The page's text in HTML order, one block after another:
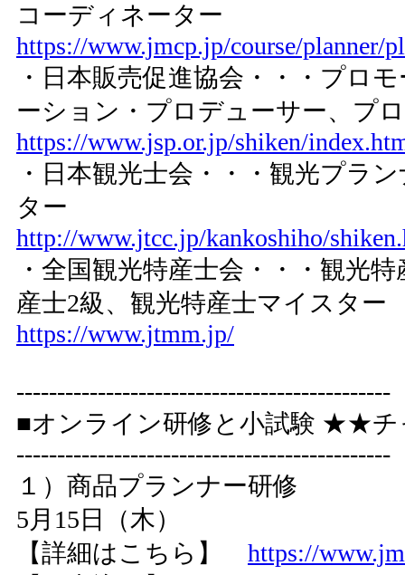
コーディネーター
https://www.jmcp.jp/course/planner/
・日本販売促進協会・・・プロ
ーション・プロデューサー、プ
https://www.jsp.or.jp/shiken/
・日本観光士会・・・観光プラ
ター
http://www.jtcc.jp/kankoshiho/
・全国観光特産士会・・・観光
産士2級、観光特産士マイスター
https://www.jtmm.jp/
----------------------------------------------
■オンライン研修と小試験 ★★チ
----------------------------------------------
１）商品プランナー研修 5
5月15日（木）
【詳細はこちら】 https://